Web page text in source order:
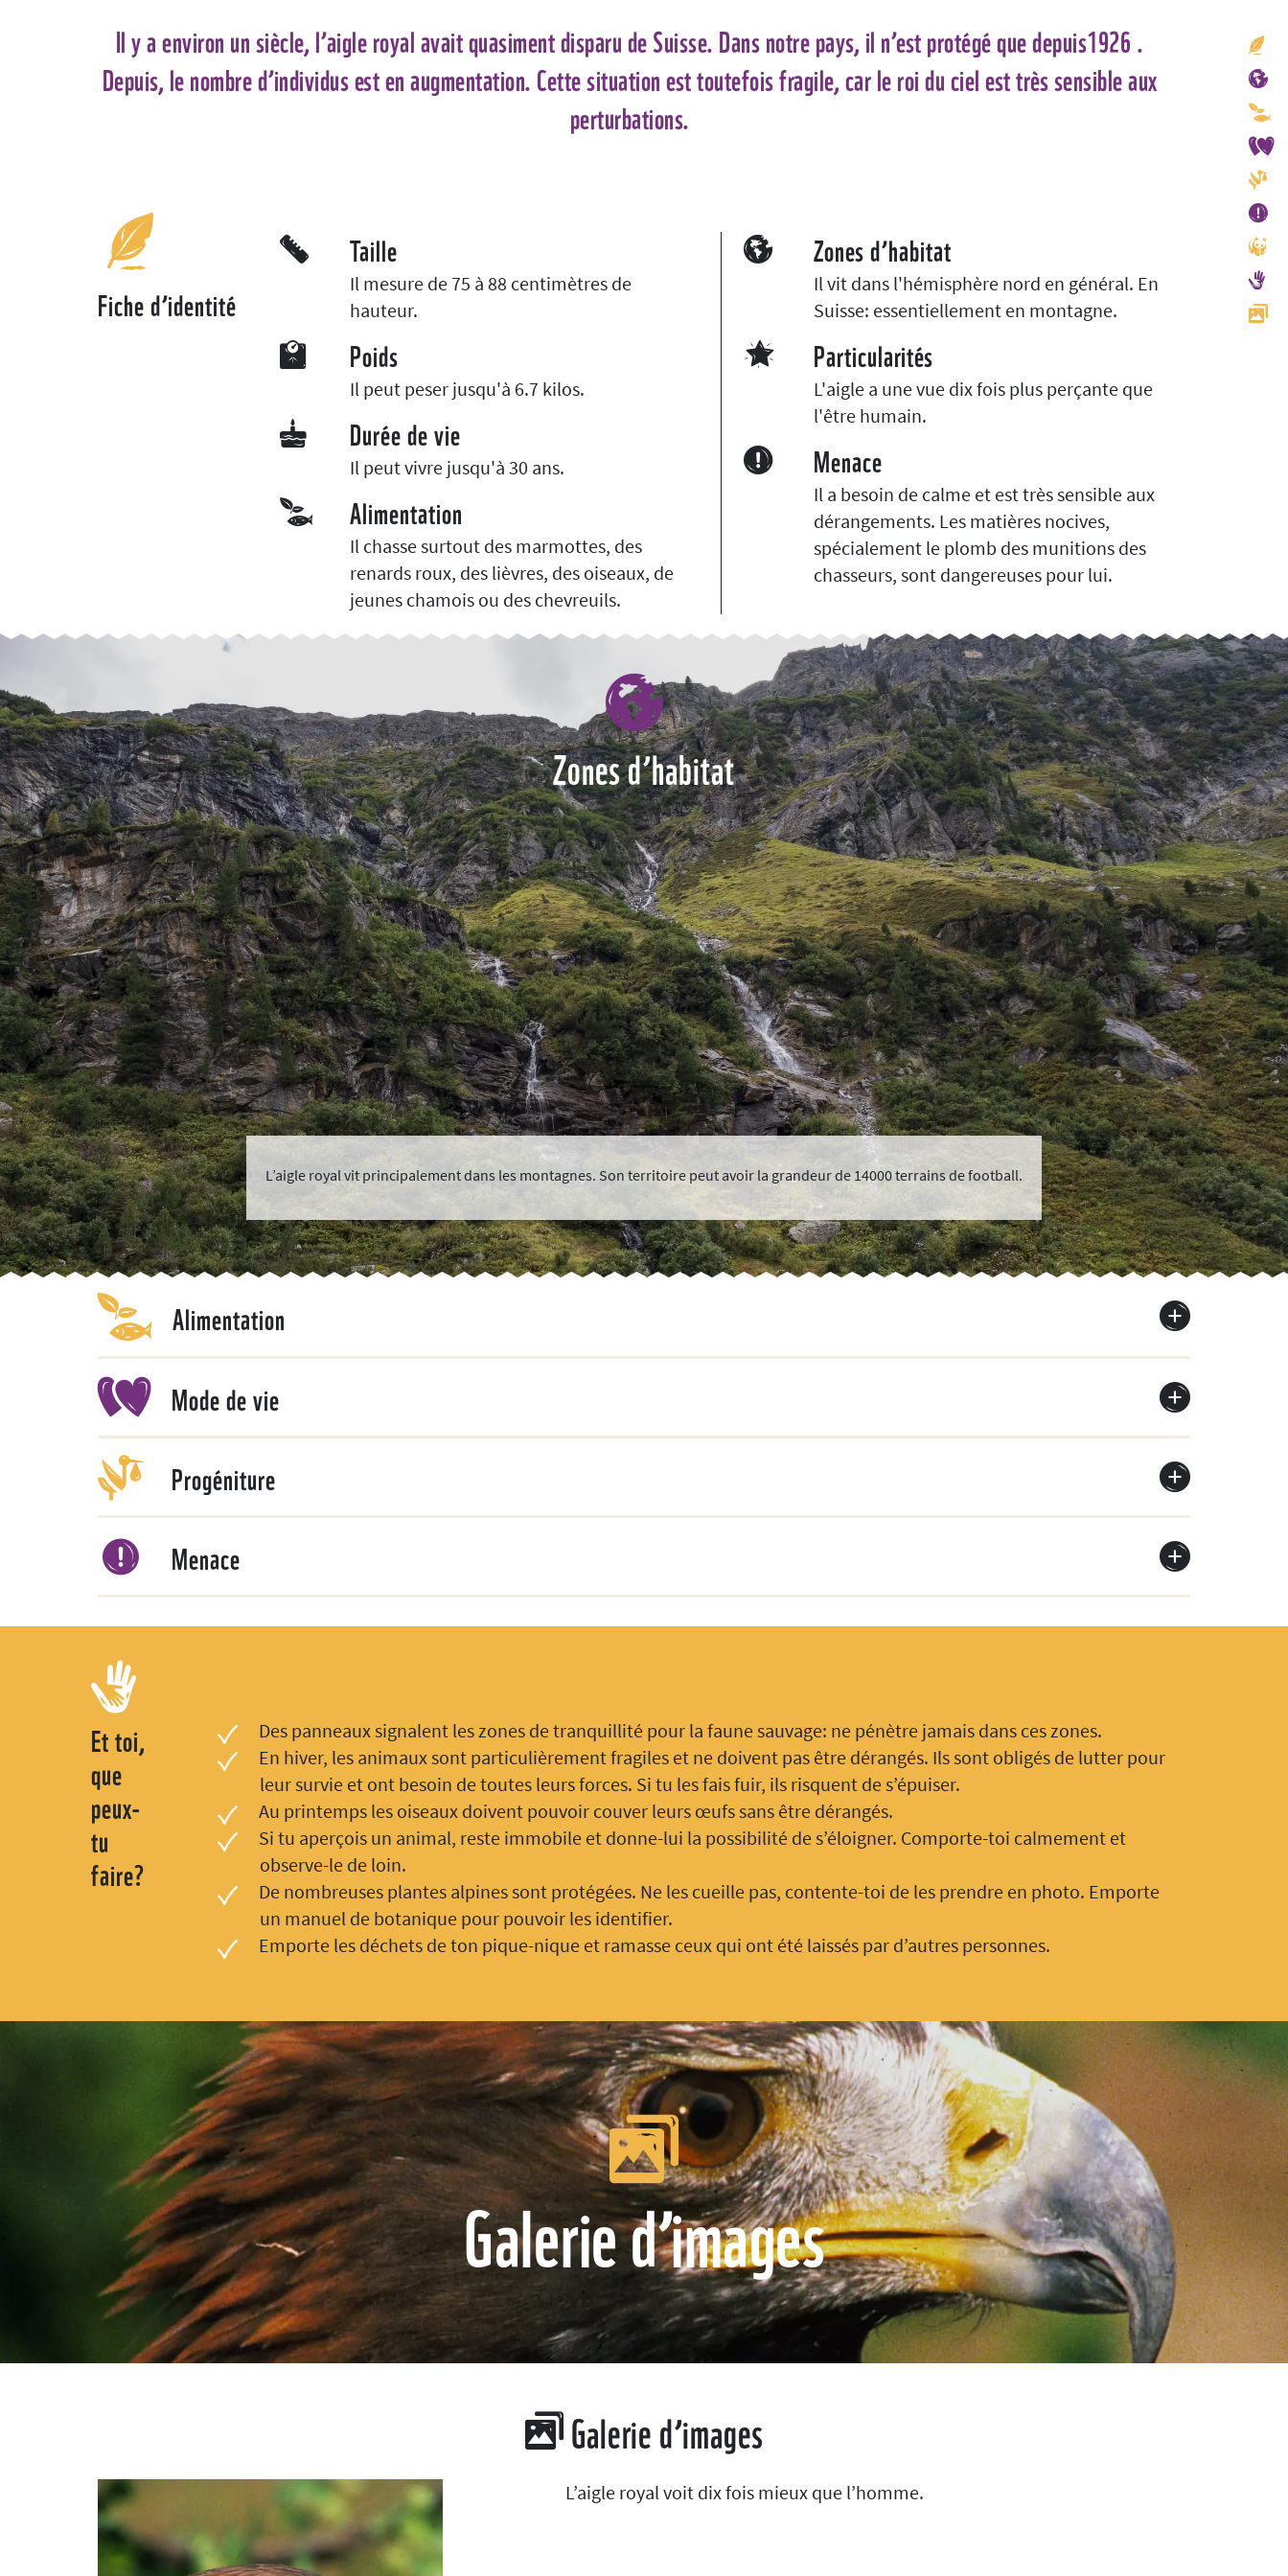
Il y a environ un siècle, l’aigle royal avait quasiment disparu de Suisse. Dans notre pays, il n’est protégé que depuis1926 .
Depuis, le nombre d’individus est en augmentation. Cette situation est toutefois fragile, car le roi du ciel est très sensible aux
perturbations.
Fiche d’identité
Taille
Il mesure de 75 à 88 centimètres de
hauteur.
Poids
Il peut peser jusqu'à 6.7 kilos.
Durée de vie
Il peut vivre jusqu'à 30 ans.
Alimentation
Il chasse surtout des marmottes, des
renards roux, des lièvres, des oiseaux, de
jeunes chamois ou des chevreuils.
Zones d’habitat
Il vit dans l'hémisphère nord en général. En
Suisse: essentiellement en montagne.
Particularités
L'aigle a une vue dix fois plus perçante que
l'être humain.
Menace
Il a besoin de calme et est très sensible aux
dérangements. Les matières nocives,
spécialement le plomb des munitions des
chasseurs, sont dangereuses pour lui.
Zones d’habitat
L’aigle royal vit principalement dans les montagnes. Son territoire peut avoir la grandeur de 14000 terrains de football.
Alimentation
Mode de vie
Progéniture
Menace
Et toi,
que
peux-
tu
faire?
Des panneaux signalent les zones de tranquillité pour la faune sauvage: ne pénètre jamais dans ces zones.
En hiver, les animaux sont particulièrement fragiles et ne doivent pas être dérangés. Ils sont obligés de lutter pour
leur survie et ont besoin de toutes leurs forces. Si tu les fais fuir, ils risquent de s’épuiser.
Au printemps les oiseaux doivent pouvoir couver leurs œufs sans être dérangés.
Si tu aperçois un animal, reste immobile et donne-lui la possibilité de s’éloigner. Comporte-toi calmement et
observe-le de loin.
De nombreuses plantes alpines sont protégées. Ne les cueille pas, contente-toi de les prendre en photo. Emporte
un manuel de botanique pour pouvoir les identifier.
Emporte les déchets de ton pique-nique et ramasse ceux qui ont été laissés par d’autres personnes.
Galerie d’images
Galerie d’images
L’aigle royal voit dix fois mieux que l’homme.